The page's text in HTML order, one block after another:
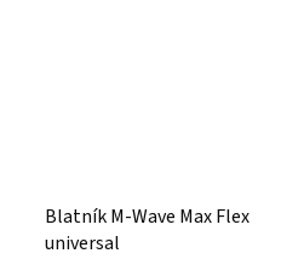
Blatník M-Wave Max Flex
universal